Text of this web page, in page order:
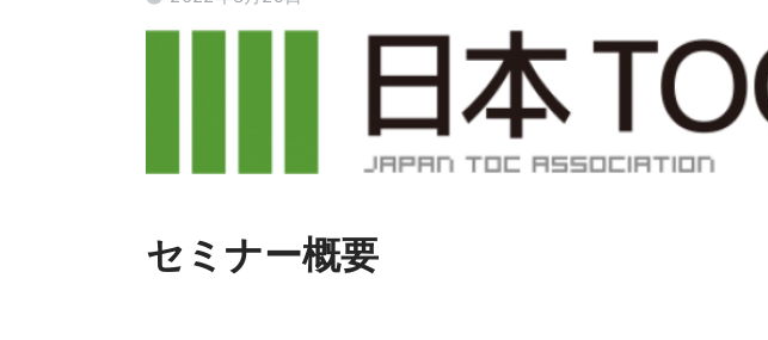
セミナー概要